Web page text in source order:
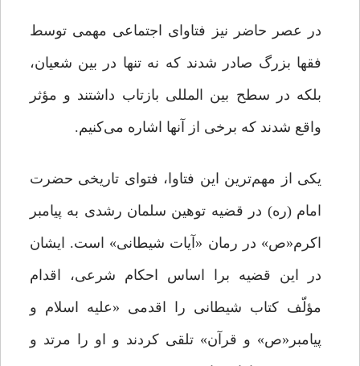
در عصر حاضر نیز فتاوای اجتماعی مهمی توسط
فقها بزرگ صادر شدند که نه تنها در بین شعیان،
بلکه در سطح بین المللی بازتاب داشتند و مؤثر
واقع شدند که برخی از آنها اشاره می‌کنیم.
یکی از مهم‌ترین این فتاوا، فتوای تاریخی حضرت
امام (ره) در قضیه توهین سلمان رشدی به پیامبر
اکرم«ص» در رمان «آیات شیطانی» است. ایشان
در این قضیه برا اساس احکام شرعی، اقدام
مؤلّف کتاب شیطانی را اقدمی «علیه‌ اسلام‌ و
پیامبر«ص» و قرآن» تلقی کردند و او را مرتد و